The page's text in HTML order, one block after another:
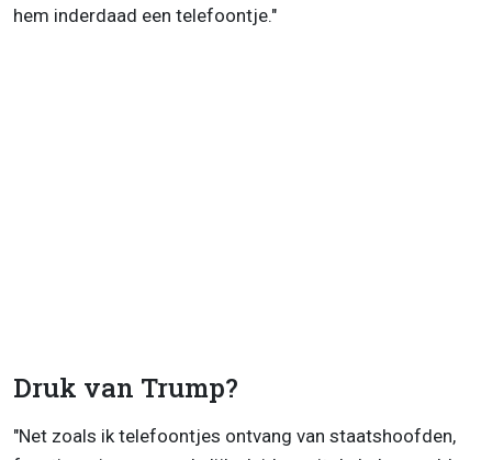
hem inderdaad een telefoontje."
Druk van Trump?
"Net zoals ik telefoontjes ontvang van staatshoofden,